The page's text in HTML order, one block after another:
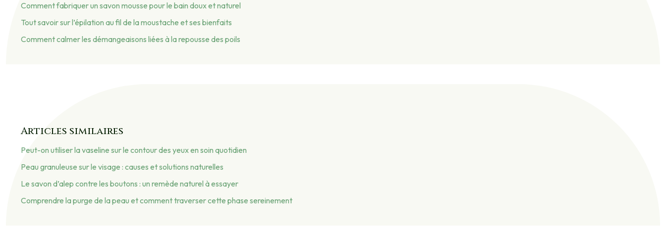
Comment fabriquer un savon mousse pour le bain doux et naturel
Tout savoir sur l’épilation au fil de la moustache et ses bienfaits
Comment calmer les démangeaisons liées à la repousse des poils
Articles similaires
Peut-on utiliser la vaseline sur le contour des yeux en soin quotidien
Peau granuleuse sur le visage : causes et solutions naturelles
Le savon d’alep contre les boutons : un remède naturel à essayer
Comprendre la purge de la peau et comment traverser cette phase sereinement